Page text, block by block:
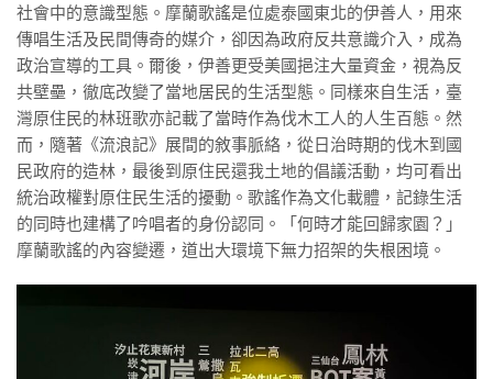
社會中的意識型態。摩蘭歌謠是位處泰國東北的伊善人，用來
傳唱生活及民間傳奇的媒介，卻因為政府反共意識介入，成為
政治宣導的工具。爾後，伊善更受美國挹注大量資金，視為反
共壁壘，徹底改變了當地居民的生活型態。同樣來自生活，臺
灣原住民的林班歌亦記載了當時作為伐木工人的人生百態。然
而，隨著《流浪記》展間的敘事脈絡，從日治時期的伐木到國
民政府的造林，最後到原住民還我土地的倡議活動，均可看出
統治政權對原住民生活的擾動。歌謠作為文化載體，記錄生活
的同時也建構了吟唱者的身份認同。「何時才能回歸家園？」
摩蘭歌謠的內容變遷，道出大環境下無力招架的失根困境。